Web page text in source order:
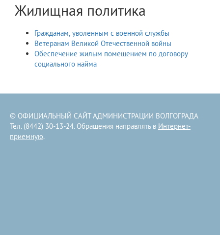
Жилищная политика
Гражданам, уволенным с военной службы
Ветеранам Великой Отечественной войны
Обеспечение жилым помещением по договору
социального найма
© ОФИЦИАЛЬНЫЙ САЙТ АДМИНИСТРАЦИИ ВОЛГОГРАДА
Тел. (8442) 30-13-24. Обращения направлять в Интернет-
приемную.